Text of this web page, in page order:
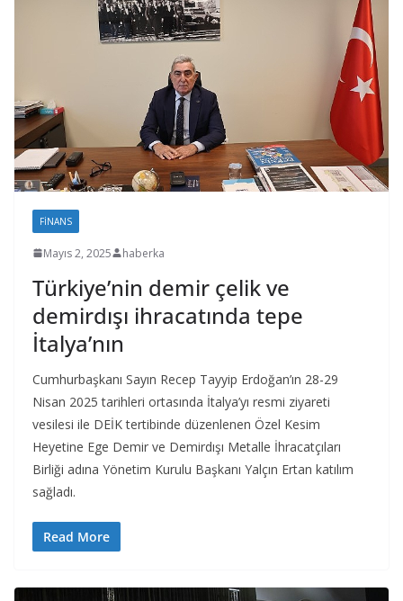
FINANS
Mayıs 2, 2025 haberka
Türkiye’nin demir çelik ve
demirdışı ihracatında tepe
İtalya’nın
Cumhurbaşkanı Sayın Recep Tayyip Erdoğan’ın 28-29
Nisan 2025 tarihleri ortasında İtalya’yı resmi ziyareti
vesilesi ile DEİK tertibinde düzenlenen Özel Kesim
Heyetine Ege Demir ve Demirdışı Metalle İhracatçıları
Birliği adına Yönetim Kurulu Başkanı Yalçın Ertan katılım
sağladı.
Read More